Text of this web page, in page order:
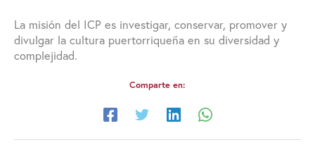
La misión del ICP es investigar, conservar, promover y
divulgar la cultura puertorriqueña en su diversidad y
complejidad.
Comparte en: